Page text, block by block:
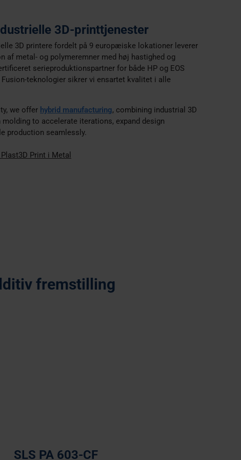
3D-printtjenester
3D printere fordelt på 9 europæiske lokationer leverer
af metal- og polymeremner med høj hastighed og
serieproduktionspartner for både HP og EOS
Fusion-teknologier sikrer vi ensartet kvalitet i alle
we offer hybrid manufacturing, combining industrial 3D
to accelerate iterations, expand design
production seamlessly.
3D Print i Metal
fremstilling
Fused Deposition Modelling
SLS PA 603-CF